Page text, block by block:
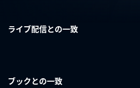
ライブ配信との一致
ブックとの一致